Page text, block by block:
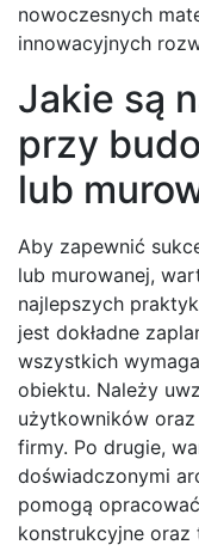
nowoczesnych
innowacyjnych
Jakie są
przy
lub
Aby zapewnić
lub murowanej,
najlepszych
jest dokładne
wszystkich
obiektu. Należy
użytkowników oraz
firmy. Po drugie,
doświadczonymi
pomogą
konstrukcyjne oraz